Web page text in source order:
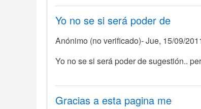
Yo no se si será poder de
Anónimo (no verificado) Jue, 15/09/
Yo no se si será poder de sugestión..
Gracias a esta pagina me